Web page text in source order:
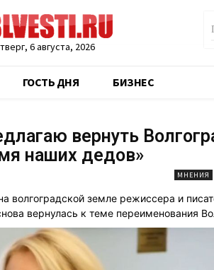
6 августа, 2026
ГОСТЬ ДНЯ БИЗНЕС
вернуть
наших дедов»
МНЕНИЯ
волгоградской земле режиссера и
вернулась к теме переименования